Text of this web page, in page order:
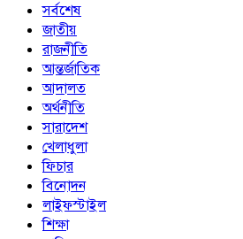
সর্বশেষ
জাতীয়
রাজনীতি
আন্তর্জাতিক
আদালত
অর্থনীতি
সারাদেশ
খেলাধুলা
ফিচার
বিনোদন
লাইফস্টাইল
শিক্ষা